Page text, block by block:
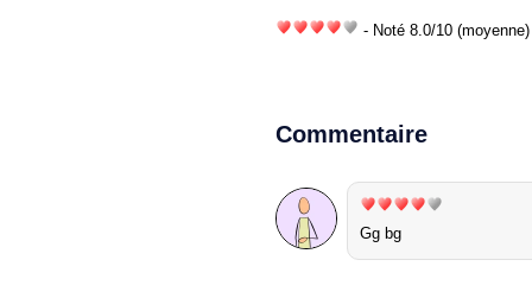
- Noté 8.0/10
Commentaire
Gg bg